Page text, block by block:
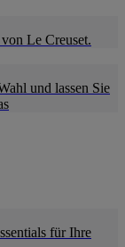
Le Creuset.
und lassen Sie
für Ihre